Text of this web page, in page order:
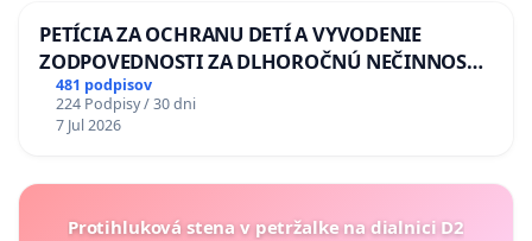
PETÍCIA ZA OCHRANU DETÍ A VYVODENIE
ZODPOVEDNOSTI ZA DLHOROČNÚ NEČINNOSŤ
A ZLYHANIE ŠTÁTU
481 podpisov
224 Podpisy / 30 dni
7 Jul 2026
Protihluková stena v petržalke na dialnici D2